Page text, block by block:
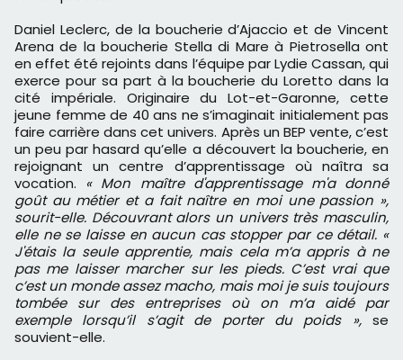
Daniel Leclerc, de la boucherie d’Ajaccio et de Vincent
Arena de la boucherie Stella di Mare à Pietrosella ont
en effet été rejoints dans l’équipe par Lydie Cassan, qui
exerce pour sa part à la boucherie du Loretto dans la
cité impériale. Originaire du Lot-et-Garonne, cette
jeune femme de 40 ans ne s’imaginait initialement pas
faire carrière dans cet univers. Après un BEP vente, c’est
un peu par hasard qu’elle a découvert la boucherie, en
rejoignant un centre d’apprentissage où naîtra sa
vocation. « Mon maître d'apprentissage m'a donné
goût au métier et a fait naître en moi une passion »,
sourit-elle. Découvrant alors un univers très masculin,
elle ne se laisse en aucun cas stopper par ce détail. «
J'étais la seule apprentie, mais cela m’a appris à ne
pas me laisser marcher sur les pieds. C’est vrai que
c’est un monde assez macho, mais moi je suis toujours
tombée sur des entreprises où on m’a aidé par
exemple lorsqu’il s’agit de porter du poids »,se
souvient-elle.